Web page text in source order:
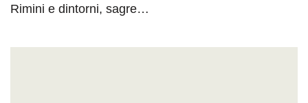
Rimini e dintorni, sagre…